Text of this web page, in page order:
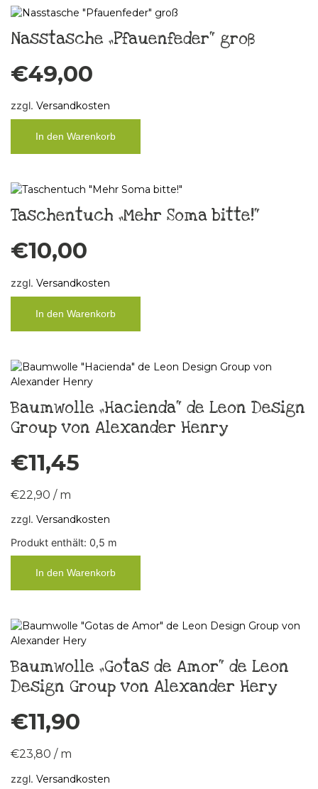
Nasstasche „Pfauenfeder“ groß
€49,00
zzgl. Versandkosten
In den Warenkorb
Taschentuch „Mehr Soma bitte!“
€10,00
zzgl. Versandkosten
In den Warenkorb
Baumwolle „Hacienda“ de Leon Design
Group von Alexander Henry
€11,45
€22,90 / m
zzgl. Versandkosten
Produkt enthält: 0,5 m
In den Warenkorb
Baumwolle „Gotas de Amor“ de Leon
Design Group von Alexander Hery
€11,90
€23,80 / m
zzgl. Versandkosten